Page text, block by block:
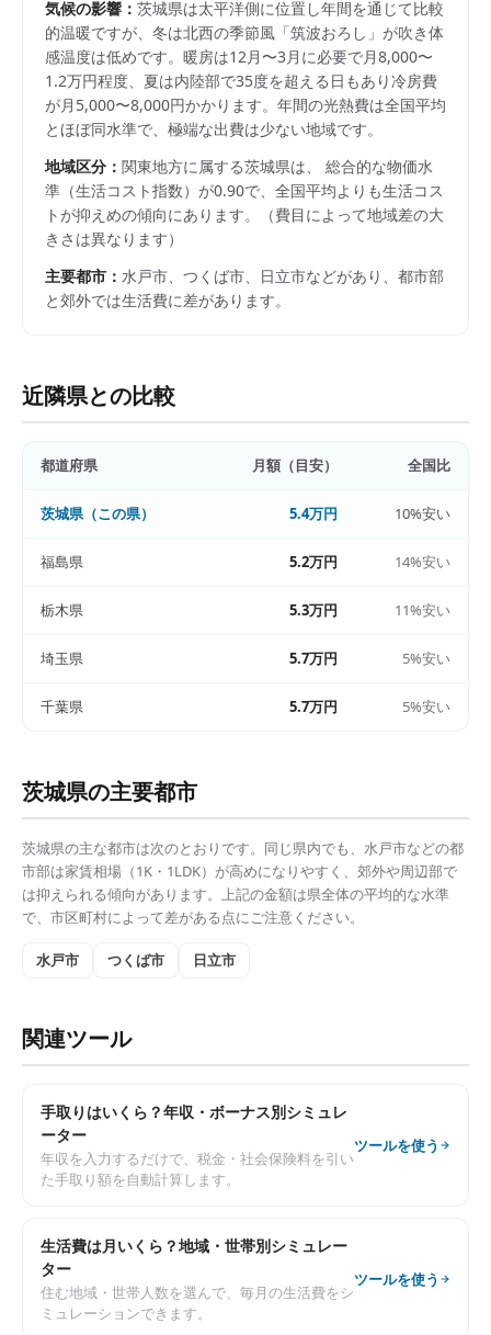
気候の影響： 茨城県は太平洋側に位置し年間を通じて比較
的温暖ですが、冬は北西の季節風「筑波おろし」が吹き体
感温度は低めです。暖房は12月〜3月に必要で月8,000〜
1.2万円程度、夏は内陸部で35度を超える日もあり冷房費
が月5,000〜8,000円かかります。年間の光熱費は全国平均
とほぼ同水準で、極端な出費は少ない地域です。
地域区分： 関東地方に属する茨城県は、 総合的な物価水
準（生活コスト指数）が0.90で、 全国平均よりも生活コス
トが抑えめの傾向にあります。
（費目によって地域差の大
きさは異なります）
主要都市： 水戸市、つくば市、日立市などがあり、都市部
と郊外では生活費に差があります。
近隣県との比較
都道府県 月額（目安） 全国比
茨城県（この県） 5.4万円 10%安い
福島県 5.2万円 14%安い
栃木県 5.3万円 11%安い
埼玉県 5.7万円 5%安い
千葉県 5.7万円 5%安い
茨城県の主要都市
茨城県の主な都市は次のとおりです。同じ県内でも、 水戸市などの都
市部は家賃相場（1K・1LDK） が高めになりやすく、郊外や周辺部で
は抑えられる傾向があります。上記の金額は県全体の平均的な水準
で、市区町村によって差がある点にご注意ください。
水戸市 つくば市 日立市
関連ツール
手取りはいくら？年収・ボーナス別シミュレ
ーター
年収を入力するだけで、税金・社会保険料を引い
た手取り額を自動計算します。
ツールを使う
生活費は月いくら？地域・世帯別シミュレー
ター
住む地域・世帯人数を選んで、毎月の生活費をシ
ミュレーションできます。
ツールを使う